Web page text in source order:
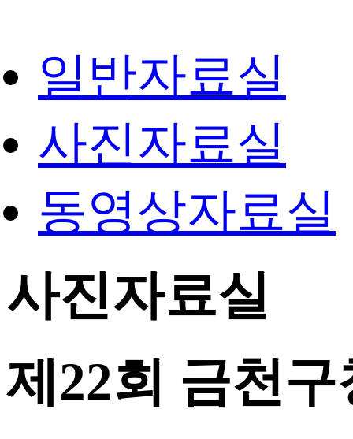
일반자료실
사진자료실
동영상자료실
사진자료실
제22회 금천